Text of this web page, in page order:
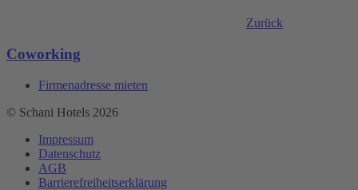
Zurück
Coworking
Firmenadresse mieten
© Schani Hotels 2026
Impressum
Datenschutz
AGB
Barrierefreiheitserklärung